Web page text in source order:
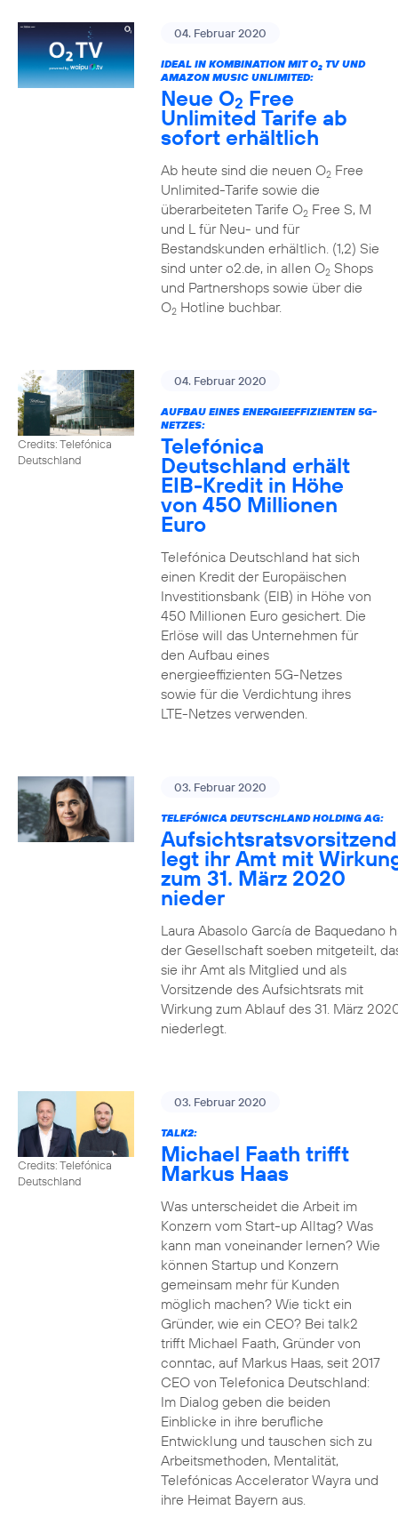
04. Februar 2020
IDEAL IN KOMBINATION MIT O2TV UND
AMAZON MUSIC UNLIMITED:
Neue O2 Free
Unlimited Tarife ab
sofort erhältlich
Ab heute sind die neuen O2Free
Unlimited-Tarife sowie die
überarbeiteten Tarife O2Free S, M
und L für Neu- und für
Bestandskunden erhältlich. (1,2) Sie
sind unter o2.de, in allen O2Shops
und Partnershops sowie über die
O2Hotline buchbar.
Credits: Telefónica
Deutschland
04. Februar 2020
AUFBAU EINES ENERGIEEFFIZIENTEN 5G-
NETZES:
Telefónica
Deutschland erhält
EIB-Kredit in Höhe
von 450 Millionen
Euro
Telefónica Deutschland hat sich
einen Kredit der Europäischen
Investitionsbank (EIB) in Höhe von
450 Millionen Euro gesichert. Die
Erlöse will das Unternehmen für
den Aufbau eines
energieeffizienten 5G-Netzes
sowie für die Verdichtung ihres
LTE-Netzes verwenden.
03. Februar 2020
TELEFÓNICA DEUTSCHLAND HOLDING AG:
legt ihr Amt mit
zum 31. März 2020
nieder
Laura Abasolo García de Baquedano
der Gesellschaft soeben mitgeteilt,
sie ihr Amt als Mitglied und als
Vorsitzende des Aufsichtsrats mit
Wirkung zum Ablauf des 31. März
niederlegt.
Credits: Telefónica
Deutschland
03. Februar 2020
TALK2:
Michael Faath trifft
Markus Haas
Was unterscheidet die Arbeit im
Konzern vom Start-up Alltag? Was
kann man voneinander lernen? Wie
können Startup und Konzern
gemeinsam mehr für Kunden
möglich machen? Wie tickt ein
Gründer, wie ein CEO? Bei talk2
trifft Michael Faath, Gründer von
conntac, auf Markus Haas, seit 2017
CEO von Telefonica Deutschland:
Im Dialog geben die beiden
Einblicke in ihre berufliche
Entwicklung und tauschen sich zu
Arbeitsmethoden, Mentalität,
Telefónicas Accelerator Wayra und
ihre Heimat Bayern aus.